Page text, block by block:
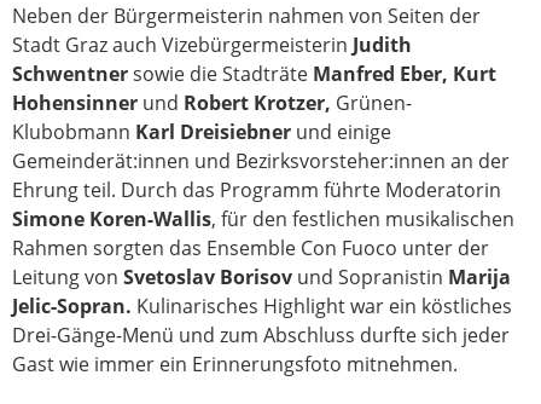
Neben der Bürgermeisterin nahmen von Seiten der
Stadt Graz auch Vizebürgermeisterin Judith
Schwentnersowie die Stadträte Manfred Eber, Kurt
Hohensinner und Robert Krotzer, Grünen-
Klubobmann Karl Dreisiebner und einige
Gemeinderät:innen und Bezirksvorsteher:innen an der
Ehrung teil. Durch das Programm führte Moderatorin
Simone Koren-Wallis, für den festlichen musikalischen
Rahmen sorgten das Ensemble Con Fuoco unter der
Leitung von Svetoslav Borisov und Sopranistin Marija
Jelic-Sopran. Kulinarisches Highlight war ein köstliches
Drei-Gänge-Menü und zum Abschluss durfte sich jeder
Gast wie immer ein Erinnerungsfoto mitnehmen.